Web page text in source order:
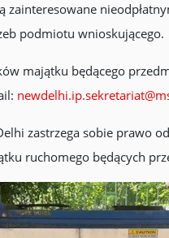
zainteresowane
podmiotu wnioskującego.
majątku będącego
zastrzega sobie prawo
ruchomego będących